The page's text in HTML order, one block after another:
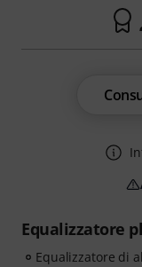
Equalizzatore
Equalizzatore di